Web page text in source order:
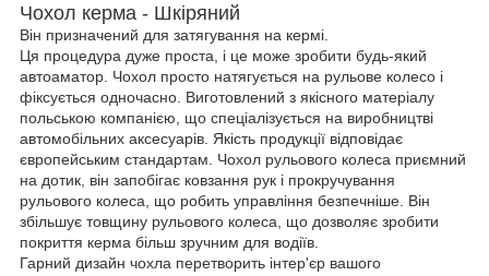
Чохол керма - Шкіряний
Він призначений для затягування на кермі.
Ця процедура дуже проста, і це може зробити будь-який
автоаматор. Чохол просто натягується на рульове колесо і
фіксується одночасно. Виготовлений з якісного матеріалу
польською компанією, що спеціалізується на виробництві
автомобільних аксесуарів. Якість продукції відповідає
європейським стандартам. Чохол рульового колеса приємний
на дотик, він запобігає ковзання рук і прокручування
рульового колеса, що робить управління безпечніше. Він
збільшує товщину рульового колеса, що дозволяє зробити
покриття керма більш зручним для водіїв.
Гарний дизайн чохла перетворить інтер'єр вашого